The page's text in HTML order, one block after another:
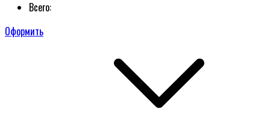
Всего:
Оформить